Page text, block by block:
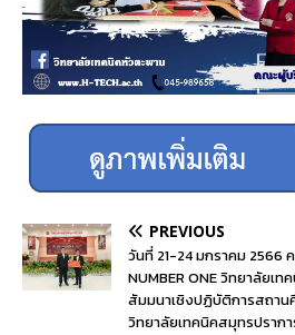
PREVIOUS
วันที่ 21-24 มกราคม 2566
NUMBER ONE วิทยาลัยเท
สัมมนาเชิงปฏิบัติการสถาน
วิทยาลัยเทคนิคสมุทรปราก